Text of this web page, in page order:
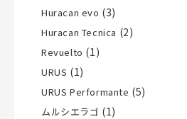
Huracan evo (3)
Huracan Tecnica (2)
Revuelto (1)
URUS (1)
URUS Performante (5)
ムルシエラゴ (1)